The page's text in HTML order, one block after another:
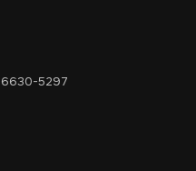
5297